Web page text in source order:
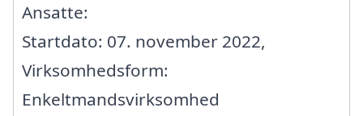
Ansatte:
Startdato: 07. november 2022,
Virksomhedsform:
Enkeltmandsvirksomhed